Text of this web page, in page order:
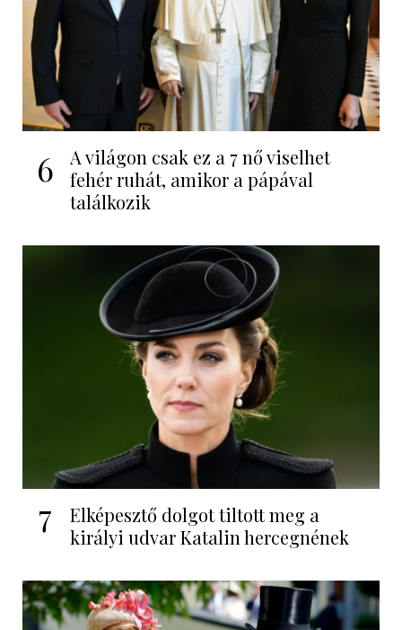
6
A világon csak ez a 7 nő viselhet
fehér ruhát, amikor a pápával
találkozik
7
Elképesztő dolgot tiltott meg a
királyi udvar Katalin hercegnének